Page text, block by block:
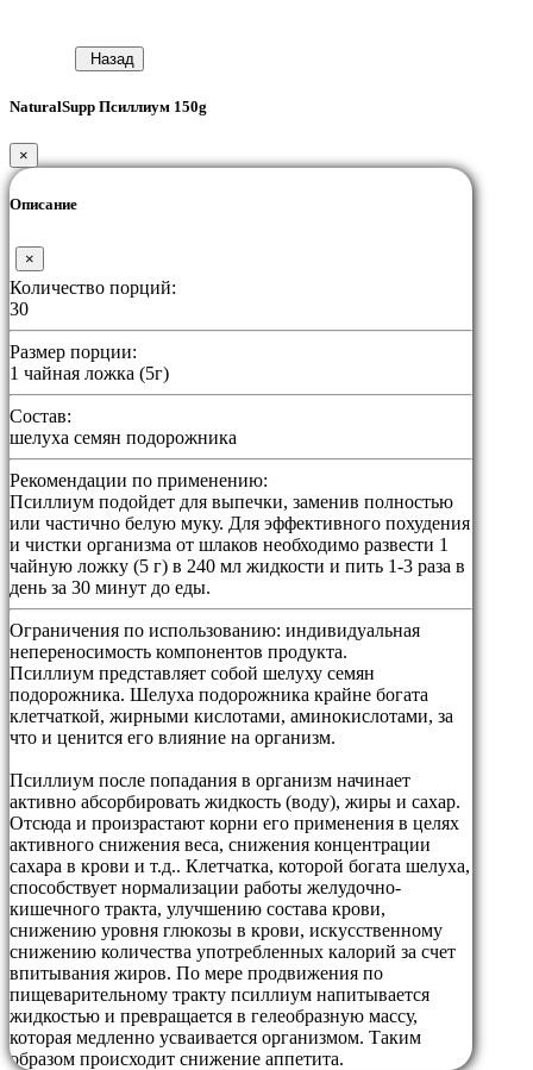
Назад
NaturalSupp Псиллиум 150g
×
Описание
×
Количество порций:
30
Размер порции:
1 чайная ложка (5г)
Состав:
шелуха семян подорожника
Рекомендации по применению:
Псиллиум подойдет для выпечки, заменив полностью
или частично белую муку. Для эффективного похудения
и чистки организма от шлаков необходимо развести 1
чайную ложку (5 г) в 240 мл жидкости и пить 1-3 раза в
день за 30 минут до еды.
Ограничения по использованию: индивидуальная
непереносимость компонентов продукта.
Псиллиум представляет собой шелуху семян
подорожника. Шелуха подорожника крайне богата
клетчаткой, жирными кислотами, аминокислотами, за
что и ценится его влияние на организм.
Псиллиум после попадания в организм начинает
активно абсорбировать жидкость (воду), жиры и сахар.
Отсюда и произрастают корни его применения в целях
активного снижения веса, снижения концентрации
сахара в крови и т.д.. Клетчатка, которой богата шелуха,
способствует нормализации работы желудочно-
кишечного тракта, улучшению состава крови,
снижению уровня глюкозы в крови, искусственному
снижению количества употребленных калорий за счет
впитывания жиров. По мере продвижения по
пищеварительному тракту псиллиум напитывается
жидкостью и превращается в гелеобразную массу,
которая медленно усваивается организмом. Таким
образом происходит снижение аппетита.